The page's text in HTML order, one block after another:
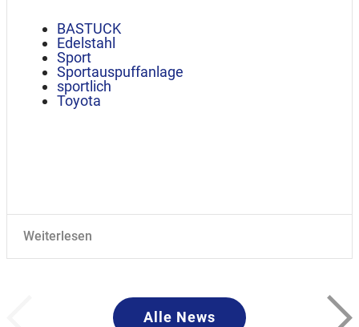
BASTUCK
Edelstahl
Sport
Sportauspuffanlage
sportlich
Toyota
Weiterlesen
Alle News